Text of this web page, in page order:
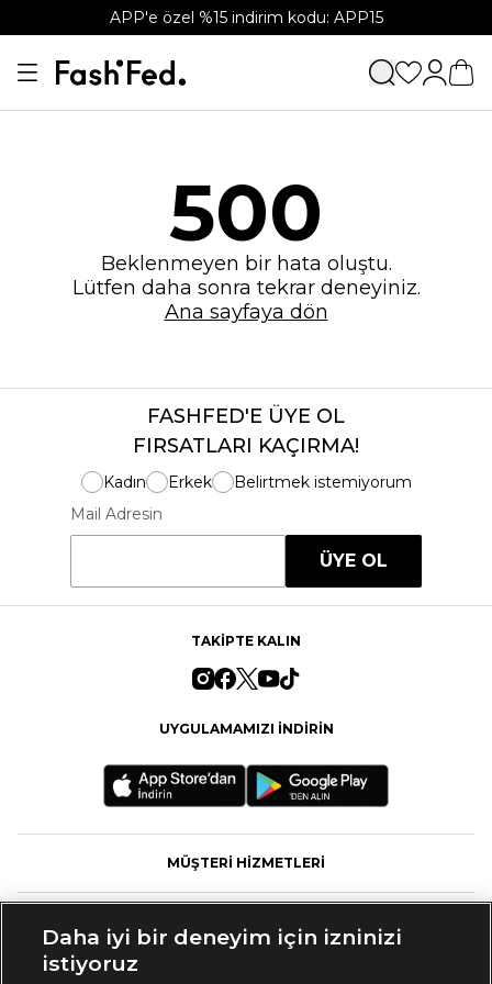
APP'e özel %15 indirim kodu: APP15
500
Beklenmeyen bir hata oluştu.
Lütfen daha sonra tekrar deneyiniz.
Ana sayfaya dön
FASHFED'E ÜYE OL
FIRSATLARI KAÇIRMA!
Kadın Erkek
Belirtmek istemiyorum
Mail Adresin
ÜYE OL
TAKİPTE KALIN
UYGULAMAMIZI İNDİRİN
MÜŞTERİ HİZMETLERİ
Daha iyi bir deneyim için izninizi
istiyoruz